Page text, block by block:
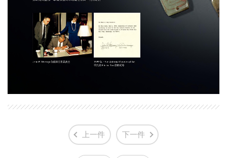
上一件 下一件